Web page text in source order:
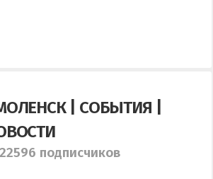
| СОБЫТИЯ |
22596 подписчиков